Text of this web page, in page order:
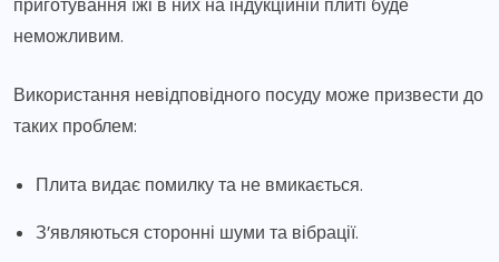
приготування їжі в них на індукційній плиті буде
неможливим.
Використання невідповідного посуду може призвести до
таких проблем:
Плита видає помилку та не вмикається.
З’являються сторонні шуми та вібрації.